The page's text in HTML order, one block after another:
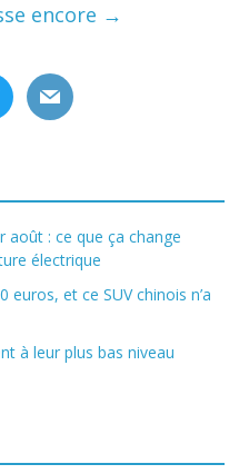
encore →
mail
août : ce que ça change
électrique
euros, et ce SUV chinois n’a
à leur plus bas niveau